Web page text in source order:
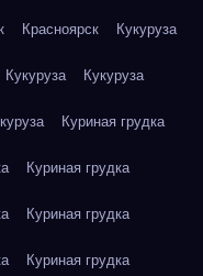
Красноярск Кукуруза
Кукуруза Кукуруза
Куриная грудка
Куриная грудка
Куриная грудка
Куриная грудка